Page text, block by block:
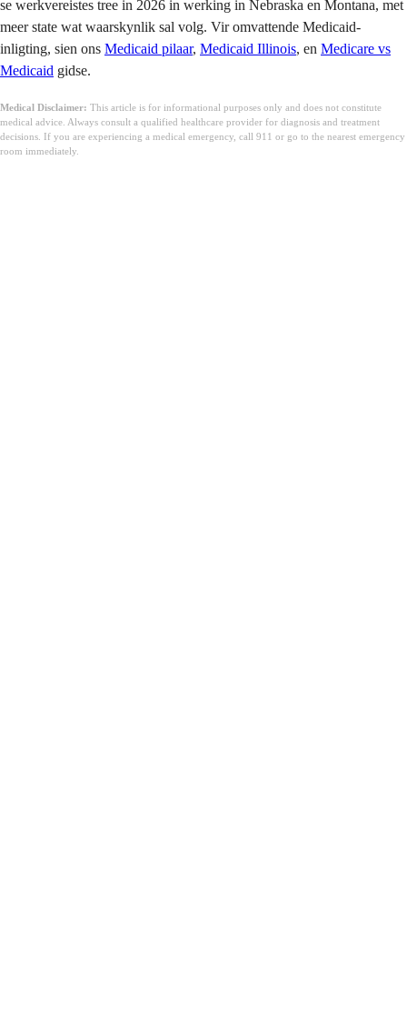
se werkvereistes tree in 2026 in werking in Nebraska en Montana, met
meer state wat waarskynlik sal volg. Vir omvattende Medicaid-
inligting, sien ons Medicaid pilaar, Medicaid Illinois, en Medicare vs
Medicaid gidse.
Medical Disclaimer: This article is for informational purposes only and does not constitute
medical advice. Always consult a qualified healthcare provider for diagnosis and treatment
decisions. If you are experiencing a medical emergency, call 911 or go to the nearest emergency
room immediately.